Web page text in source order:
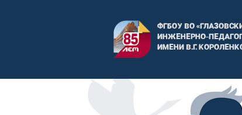
ФГБОУ ВО
ИНЖЕНЕРНО-
ИМЕНИ В.Г.